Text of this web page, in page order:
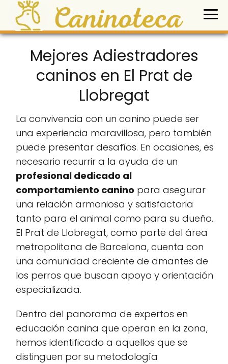
Mejores Adiestradores
caninos en El Prat de
Llobregat
La convivencia con un canino puede ser
una experiencia maravillosa, pero también
puede presentar desafíos. En ocasiones, es
necesario recurrir a la ayuda de un
profesional dedicado al
comportamiento canino para asegurar
una relación armoniosa y satisfactoria
tanto para el animal como para su dueño.
El Prat de Llobregat, como parte del área
metropolitana de Barcelona, cuenta con
una comunidad creciente de amantes de
los perros que buscan apoyo y orientación
especializada.
Dentro del panorama de expertos en
educación canina que operan en la zona,
hemos identificado a aquellos que se
distinguen por su metodología